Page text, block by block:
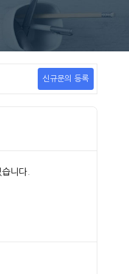
신규문의 등록
니다.